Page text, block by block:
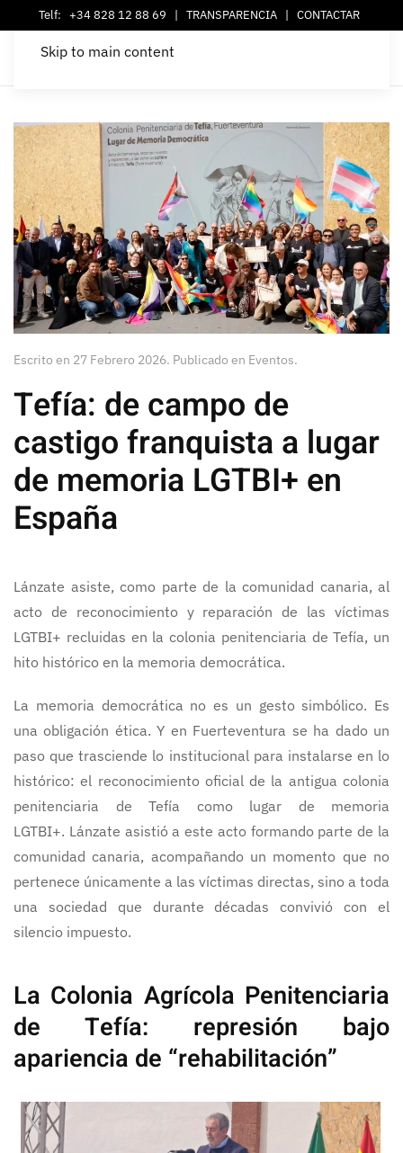
Telf: +34 828 12 88 69 | TRANSPARENCIA | CONTACTAR
Skip to main content
Escrito en 27 Febrero 2026. Publicado en Eventos.
Tefía: de campo de
castigo franquista a lugar
de memoria LGTBI+ en
España
Lánzate asiste, como parte de la comunidad canaria, al
acto de reconocimiento y reparación de las víctimas
LGTBI+ recluidas en la colonia penitenciaria de Tefía, un
hito histórico en la memoria democrática.
La memoria democrática no es un gesto simbólico. Es
una obligación ética. Y en Fuerteventura se ha dado un
paso que trasciende lo institucional para instalarse en lo
histórico: el reconocimiento oficial de la antigua colonia
penitenciaria de Tefía como lugar de memoria
LGTBI+. Lánzate asistió a este acto formando parte de la
comunidad canaria, acompañando un momento que no
pertenece únicamente a las víctimas directas, sino a toda
una sociedad que durante décadas convivió con el
silencio impuesto.
La Colonia Agrícola Penitenciaria
de Tefía: represión bajo
apariencia de “rehabilitación”